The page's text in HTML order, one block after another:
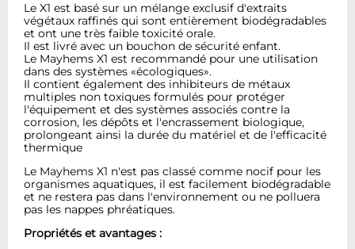
Le X1 est basé sur un mélange exclusif d'extraits
végétaux raffinés qui sont entièrement biodégradables
et ont une très faible toxicité orale.
Il est livré avec un bouchon de sécurité enfant.
Le Mayhems X1 est recommandé pour une utilisation
dans des systèmes «écologiques».
Il contient également des inhibiteurs de métaux
multiples non toxiques formulés pour protéger
l'équipement et des systèmes associés contre la
corrosion, les dépôts et l'encrassement biologique,
prolongeant ainsi la durée du matériel et de l'efficacité
thermique
Le Mayhems X1 n'est pas classé comme nocif pour les
organismes aquatiques, il est facilement biodégradable
et ne restera pas dans l'environnement ou ne polluera
pas les nappes phréatiques.
Propriétés et avantages :